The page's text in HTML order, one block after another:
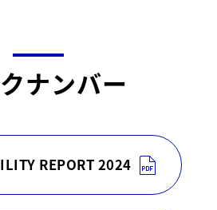
ナンバー
REPORT 2024